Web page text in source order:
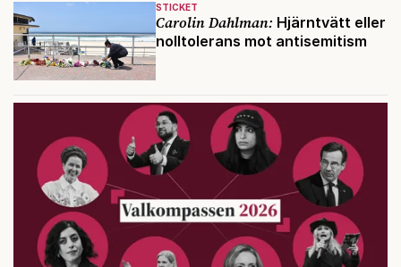
STICKET
Carolin Dahlman: Hjärntvätt eller
nolltolerans mot antisemitism